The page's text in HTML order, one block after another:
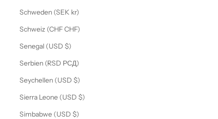
Schweden (SEK kr)
Schweiz (CHF CHF)
Senegal (USD $)
Serbien (RSD РСД)
Seychellen (USD $)
Sierra Leone (USD $)
Simbabwe (USD $)